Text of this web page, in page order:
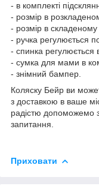
- в комплекті
- розмір в
- розмір в складеному
- ручка регулюється
- спинка регулюється
- сумка для мами в
- знімний бампер.
Коляску Бейр ви
з доставкою в ваше
радістю допоможемо
запитання.
Приховати